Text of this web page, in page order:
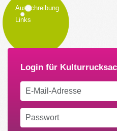
Ausschreibung
Links